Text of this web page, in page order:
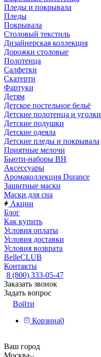
Пледы и покрывала
Пледы
Покрывала
Столовый текстиль
Дизайнерская коллекция
Дорожки столовые
Полотенца
Салфетки
Скатерти
Фартуки
Детям
Детское постельное бельё
Детские полотенца и уголки
Детские подушки
Детские одеяла
Детские пледы и покрывала
Приятные мелочи
Бьюти-наборы ВН
Аксессуары
Аромаколлекция Durance
Защитные маски
Маски для сна
Акции
Блог
Как купить
Условия оплаты
Условия доставки
Условия возврата
BelleCLUB
Контакты
8 (800) 333-05-47
Заказать звонок
Задать вопрос
Войти
Корзина0
Ваш город
Москва